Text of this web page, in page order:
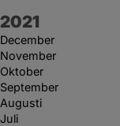
År:
2021
December
November
Oktober
September
Augusti
Juli